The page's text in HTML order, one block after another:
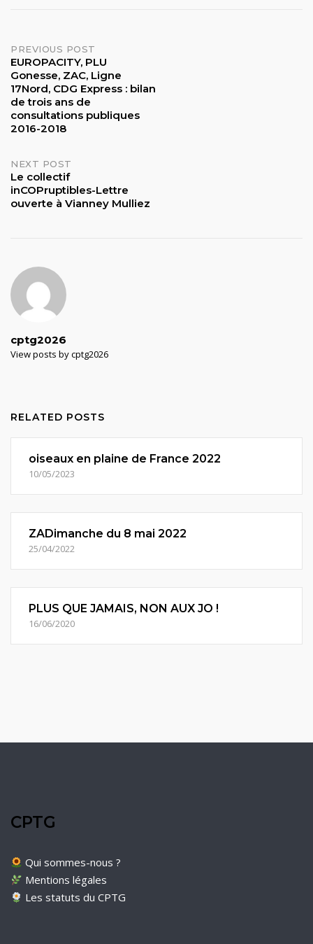
Post
navigation
PREVIOUS POST
EUROPACITY, PLU
Gonesse, ZAC, Ligne
17Nord, CDG Express : bilan
de trois ans de
consultations publiques
2016-2018
NEXT POST
Le collectif
inCOPruptibles-Lettre
ouverte à Vianney Mulliez
cptg2026
View posts by cptg2026
RELATED POSTS
oiseaux en plaine de France 2022
10/05/2023
ZADimanche du 8 mai 2022
25/04/2022
PLUS QUE JAMAIS, NON AUX JO !
16/06/2020
CPTG
Qui sommes-nous ?
Mentions légales
Les statuts du CPTG